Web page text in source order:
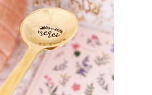
GRAVÉE EN LAITON DORÉ LA
LAURA : MERCI
AJOUTER AU PANIER